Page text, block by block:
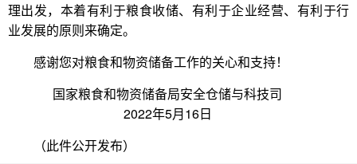
理出发，本着有利于粮食收储、有利于企业经营、有利于行
业发展的原则来确定。
感谢您对粮食和物资储备工作的关心和支持！
国家粮食和物资储备局安全仓储与科技司
2022年5月16日
（此件公开发布）